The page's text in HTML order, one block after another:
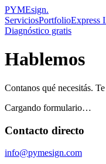
PYMEsign.
ServiciosPortfolioExpress
Diagnóstico gratis
Hablemos
Contanos qué necesitás.
Cargando formulario…
Contacto directo
info@pymesign.com